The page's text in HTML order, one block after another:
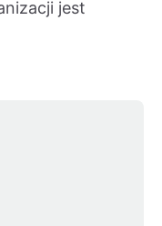
jest